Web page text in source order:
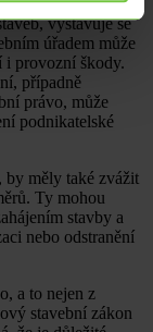
vystavuje se
úřadem může
i provozní škody.
případně
právo, může
podnikatelské
by měly také zvážit
Ty mohou
stavby a
nebo odstranění
a to nejen z
stavební zákon